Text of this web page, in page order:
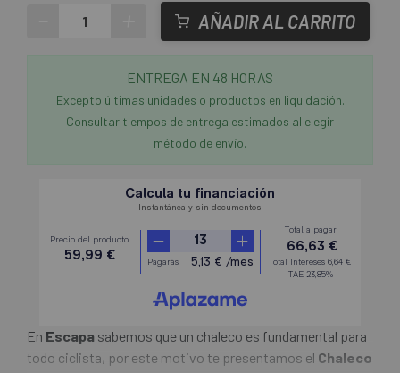
AÑADIR AL CARRITO
ENTREGA EN 48 HORAS
Excepto últimas unidades o productos en liquidación.
Consultar tiempos de entrega estimados al elegir
método de envío.
En Escapa sabemos que un chaleco es fundamental para
todo ciclista, por este motivo te presentamos el Chaleco